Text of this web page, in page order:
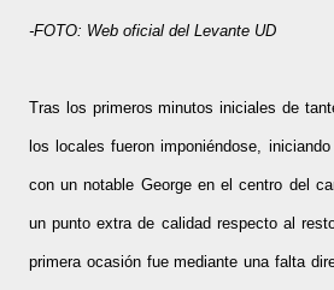
-FOTO: Web oficial del Levante UD
Tras los primeros minutos iniciales de
los locales fueron imponiéndose,
con un notable George en el centro del
un punto extra de calidad respecto al
primera ocasión fue mediante una falta